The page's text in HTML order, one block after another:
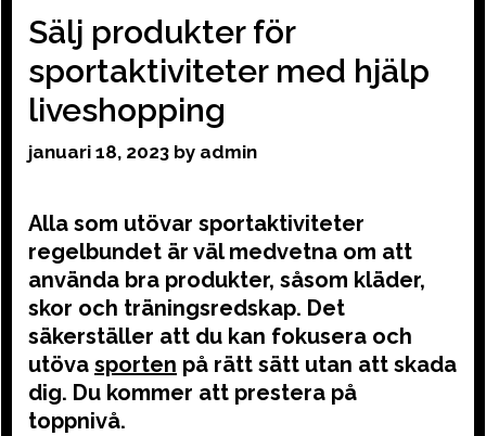
Sälj produkter för
sportaktiviteter med hjälp
liveshopping
januari 18, 2023 by admin
Alla som utövar sportaktiviteter
regelbundet är väl medvetna om att
använda bra produkter, såsom kläder,
skor och träningsredskap. Det
säkerställer att du kan fokusera och
utöva sporten på rätt sätt utan att skada
dig. Du kommer att prestera på
toppnivå.